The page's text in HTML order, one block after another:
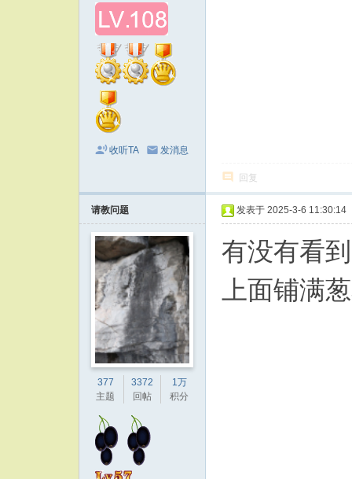
收听TA 发消息
回复
请教问题
377
主题
3372
回帖
1万
积分
发表于 2025-3-6 11:30:14
有没有看
上面铺满